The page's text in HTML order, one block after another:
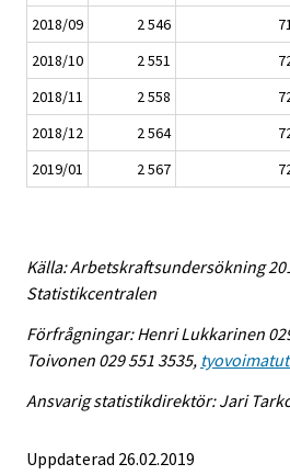
2018/09
2 546
2018/10
2 551
2018/11
2 558
2018/12
2 564
2019/01
2 567
Källa: Arbetskraftsundersökning
Statistikcentralen
Förfrågningar: Henri Lukkarinen
Toivonen 029 551 3535,
Ansvarig statistikdirektör: Jari
Uppdaterad 26.02.2019